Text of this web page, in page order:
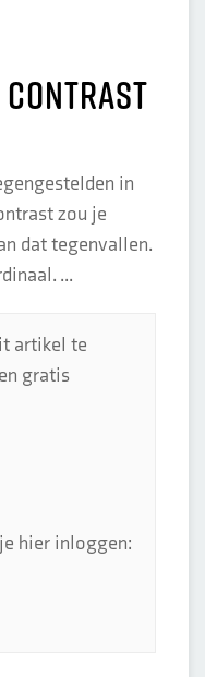
contrast
in
zou je
dat tegenvallen.
...
artikel te
gratis
hier inloggen: